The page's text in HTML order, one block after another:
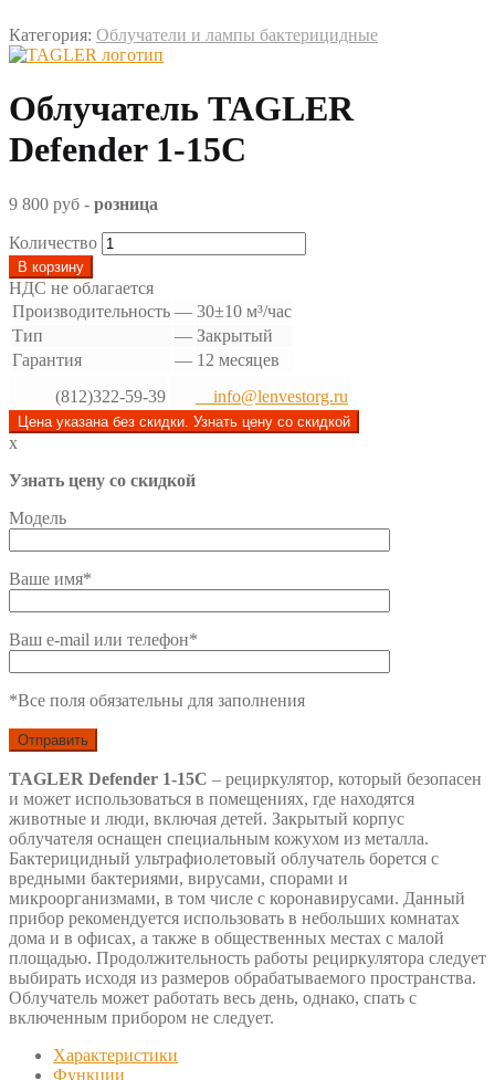
Категория: Облучатели и лампы бактерицидные
Облучатель TAGLER
Defender 1-15С
9 800 руб - розница
Количество
В корзину
НДС не облагается
Производительность — 30±10 м³/час
Тип
— Закрытый
Гарантия
— 12 месяцев
(812)322-59-39
info@lenvestorg.ru
Цена указана без скидки. Узнать цену со скидкой
x
Узнать цену со скидкой
Модель
Ваше имя*
Ваш e-mail или телефон*
*Все поля обязательны для заполнения
TAGLER Defender 1-15С – рециркулятор, который безопасен
и может использоваться в помещениях, где находятся
животные и люди, включая детей. Закрытый корпус
облучателя оснащен специальным кожухом из металла.
Бактерицидный ультрафиолетовый облучатель борется с
вредными бактериями, вирусами, спорами и
микроорганизмами, в том числе с коронавирусами. Данный
прибор рекомендуется использовать в небольших комнатах
дома и в офисах, а также в общественных местах с малой
площадью. Продолжительность работы рециркулятора следует
выбирать исходя из размеров обрабатываемого пространства.
Облучатель может работать весь день, однако, спать с
включенным прибором не следует.
Характеристики
Функции